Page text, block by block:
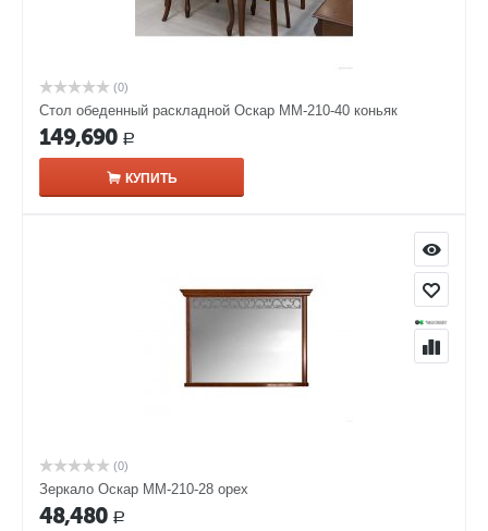
(0)
Стол обеденный раскладной Оскар ММ-210-40 коньяк
149,690 Р
КУПИТЬ
(0)
Зеркало Оскар ММ-210-28 орех
48,480 Р